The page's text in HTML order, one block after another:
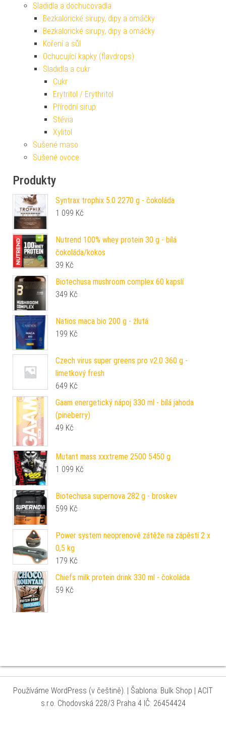
Sladidla a dochucovadla
Bezkalorické sirupy, dipy a omáčky
Bezkalorické sirupy, dipy a omáčky
Koření a sůl
Ochucující kapky (flavdrops)
Sladidla a cukr
Cukr
Erytritol / Erythritol
Přírodní sirup
Stévia
Xylitol
Sušené maso
Sušené ovoce
Produkty
Syntrax trophix 5.0 2270 g - čokoláda
1 099 Kč
Nutrend 100% whey protein 30 g - bílá
čokoláda/kokos
39 Kč
Biotechusa mushroom complex 60 kapslí
349 Kč
Natios maca bio 200 g - žlutá
199 Kč
Czech virus super greens pro v2.0 360 g -
limetkový fresh
649 Kč
Gaam energetický nápoj 330 ml - bílá jahoda
(pineberry)
49 Kč
Mutant mass xxxtreme 2500 5450 g
1 099 Kč
Biotechusa supernova 282 g - broskev
599 Kč
Power system neoprenové zátěže na zápěstí 2 x
0,5 kg
179 Kč
Chiefs milk protein drink 330 ml - čokoláda
59 Kč
Používáme WordPress (v češtině). | Šablona: Bulk Shop | ACIT
s.r.o. Chodovská 228/3 Praha 4 IČ: 26454424